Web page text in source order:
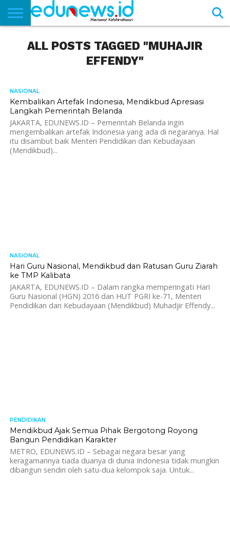
NEWS
EDUNEWS
LITERASI
PUSTAKA
SOSOK
TEKNO
KHASANAH
SASTRA
ALL POSTS TAGGED "MUHAJIR
EFFENDY"
NASIONAL
Kembalikan Artefak Indonesia, Mendikbud Apresiasi
Langkah Pemerintah Belanda
JAKARTA, EDUNEWS.ID – Pemerintah Belanda ingin
mengembalikan artefak Indonesia yang ada di negaranya. Hal
itu disambut baik Menteri Pendidikan dan Kebudayaan
(Mendikbud)...
NASIONAL
Hari Guru Nasional, Mendikbud dan Ratusan Guru Ziarah
ke TMP Kalibata
JAKARTA, EDUNEWS.ID – Dalam rangka memperingati Hari
Guru Nasional (HGN) 2016 dan HUT PGRI ke-71, Menteri
Pendidikan dan Kebudayaan (Mendikbud) Muhadjir Effendy...
PENDIDIKAN
Mendikbud Ajak Semua Pihak Bergotong Royong
Bangun Pendidikan Karakter
METRO, EDUNEWS.ID – Sebagai negara besar yang
keragamannya tiada duanya di dunia Indonesia tidak mungkin
dibangun sendiri oleh satu-dua kelompok saja. Untuk...